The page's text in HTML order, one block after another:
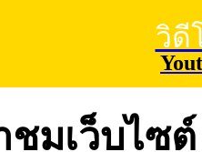
วิดี
ชมเว็บไซต์